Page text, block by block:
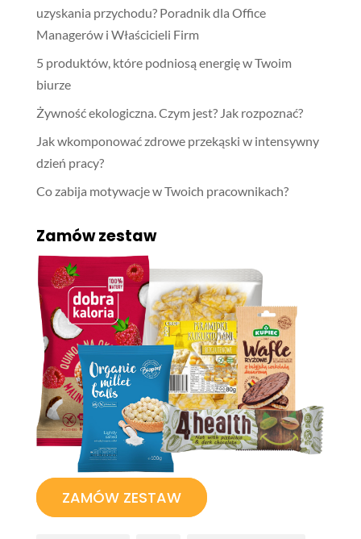
uzyskania przychodu? Poradnik dla Office
Managerów i Właścicieli Firm
5 produktów, które podniosą energię w Twoim
biurze
Żywność ekologiczna. Czym jest? Jak rozpoznać?
Jak wkomponować zdrowe przekąski w intensywny
dzień pracy?
Co zabija motywacje w Twoich pracownikach?
Zamów zestaw
ZAMÓW ZESTAW